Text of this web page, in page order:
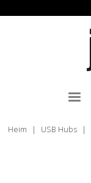
Heim | USB Hubs |